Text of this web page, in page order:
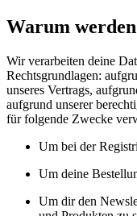
Warum
Wir verarbeiten deine
Rechtsgrundlagen:
unseres Vertrags,
aufgrund unserer
für folgende Zwecke
Um bei der
Um deine
Um dir den